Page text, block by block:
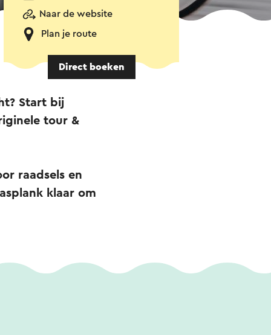
Naar de website
Plan je route
Direct boeken
Start bij
tour &
raadsels en
klaar om